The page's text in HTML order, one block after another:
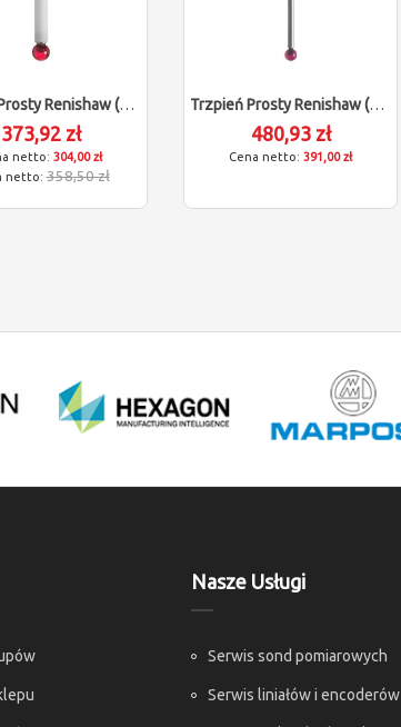
Trzpień Prosty Renishaw (M4/L50/D4)
373,92 zł
304,00 zł
358,50 zł
Trzpień Prosty Renishaw (M4/L50/D4)
480,93 zł
391,00 zł
Nasze Usługi
Serwis sond pomiarowych
Serwis liniałów i encoderów